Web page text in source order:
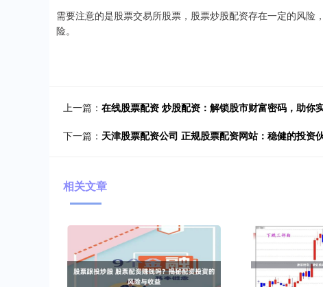
需要注意的是股票交易所股票，股票炒股配资存在一定的风
险。
上一篇： 在线股票配资 炒股配资：解锁股市财富密码，助你
下一篇： 天津股票配资公司 正规股票配资网站：稳健的投资
相关文章